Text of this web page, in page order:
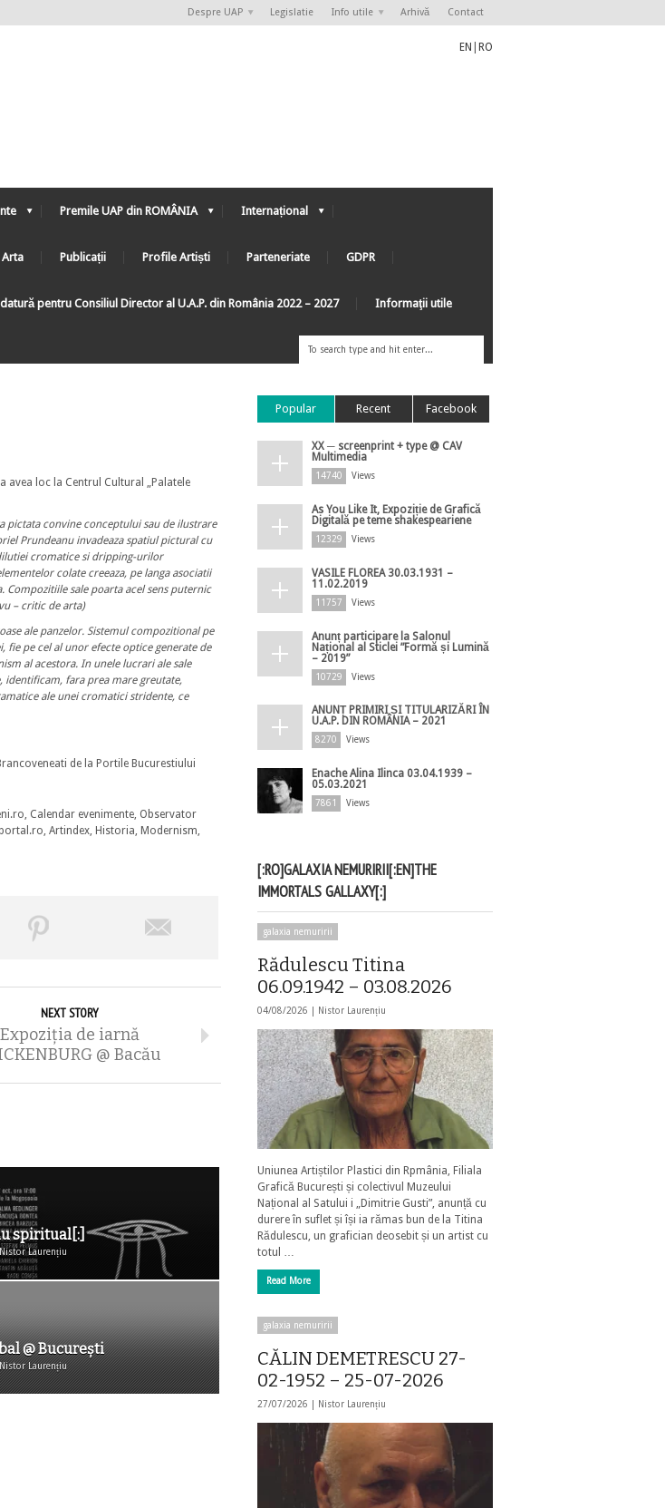
Despre UAP Legislatie Info utile Arhivă Contact
EN RO
Premile UAP din ROMÂNIA Internațional
Arta Publicații Profile Artiști Parteneriate GDPR
pentru Consiliul Director al U.A.P. din România 2022 – 2027 Informaţii utile
avea loc la Centrul Cultural „Palatele
pictata convine conceptului sau de ilustrare
Prundeanu invadeaza spatiul pictural cu
cromatice si dripping-urilor
colate creeaza, pe langa asociatii
Compozitiile sale poarta acel sens puternic
– critic de arta)
ale panzelor. Sistemul compozitional pe
fie pe cel al unor efecte optice generate de
al acestora. In unele lucrari ale sale
identificam, fara prea mare greutate,
ale unei cromatici stridente, ce
de la Portile Bucurestiului
Calendar evenimente, Observator
Artindex, Historia, Modernism,
NEXT STORY
Expoziția de iarnă
@ Bacău
spiritual[:]
Laurențiu
@ București
Laurențiu
Popular Recent Facebook
XX ─ screenprint + type @ CAV
Multimedia
14740 Views
As You Like It, Expoziție de Grafică
Digitală pe teme shakespeariene
12329 Views
VASILE FLOREA 30.03.1931 –
11.02.2019
11757 Views
Anunț participare la Salonul
Național al Sticlei ”Formă și Lumină
– 2019”
10729 Views
ANUNȚ PRIMIRI ȘI TITULARIZĂRI ÎN
U.A.P. DIN ROMÂNIA – 2021
8270 Views
Enache Alina Ilinca 03.04.1939 –
05.03.2021
7861 Views
[:RO]GALAXIA NEMURIRII[:EN]THE
IMMORTALS GALLAXY[:]
galaxia nemuririi
Rădulescu Titina
06.09.1942 – 03.08.2026
04/08/2026 | Nistor Laurențiu
Uniunea Artiștilor Plastici din Rpmânia, Filiala
Grafică București și colectivul Muzeului
Național al Satului i „Dimitrie Gusti”, anunță cu
durere în suflet și își ia rămas bun de la Titina
Rădulescu, un grafician deosebit și un artist cu
totul …
Read More
galaxia nemuririi
CĂLIN DEMETRESCU 27-
02-1952 – 25-07-2026
27/07/2026 | Nistor Laurențiu